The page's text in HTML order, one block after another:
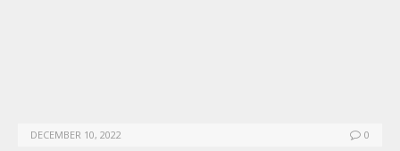
DECEMBER 10, 2022 0